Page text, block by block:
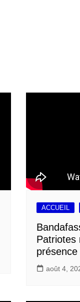
ACCUEIL
Patriotes
présence
août 4,